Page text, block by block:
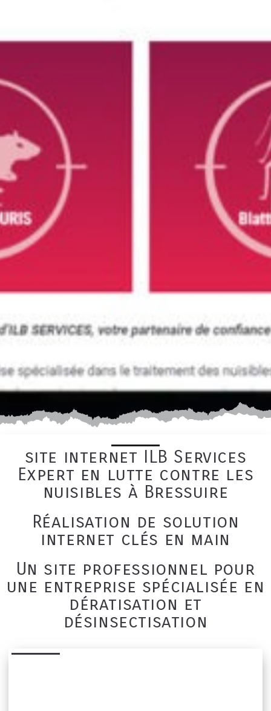
site internet ILB Services
Expert en lutte contre les
nuisibles à Bressuire
Réalisation de solution
internet clés en main
Un site professionnel pour
une entreprise spécialisée en
dératisation et
désinsectisation